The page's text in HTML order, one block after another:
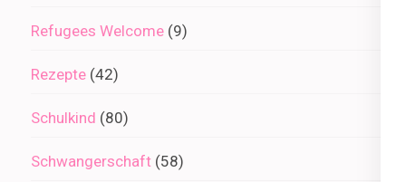
Refugees Welcome (9)
Rezepte (42)
Schulkind (80)
Schwangerschaft (58)